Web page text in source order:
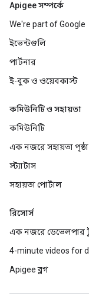
Apigee সম্পর্কে
We're part of Google
ইভেন্টগুলি
পার্টনার
ই-বুক ও ওয়েবকাস্ট
কমিউনিটি ও সহায়তা
কমিউনিটি
এক নজরে সহায়তা পৃষ্ঠা
স্ট্যাটাস
সহায়তা পোর্টাল
রিসোর্স
এক নজরে ডেভেলপার
4-minute videos for
Apigee ব্লগ